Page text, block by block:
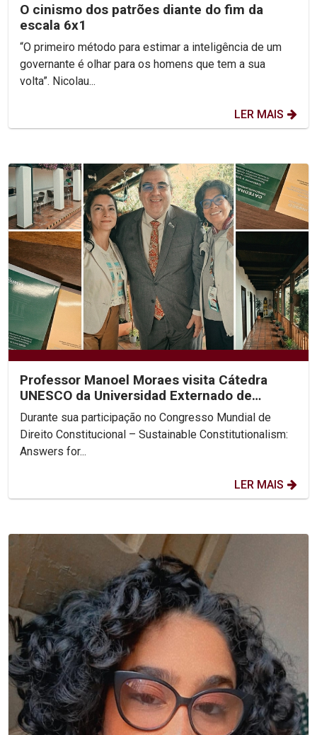
O cinismo dos patrões diante do fim da
escala 6x1
“O primeiro método para estimar a inteligência de um
governante é olhar para os homens que tem a sua
volta”. Nicolau...
LER MAIS
Professor Manoel Moraes visita Cátedra
UNESCO da Universidad Externado de
Colombia
Durante sua participação no Congresso Mundial de
Direito Constitucional – Sustainable Constitutionalism:
Answers for...
LER MAIS